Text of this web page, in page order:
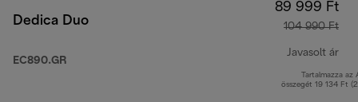
Dedica Duo
EC890.GR
89 999 Ft
104 990 Ft
Javasolt ár
Tartalmazza az
összegét 19 134 Ft